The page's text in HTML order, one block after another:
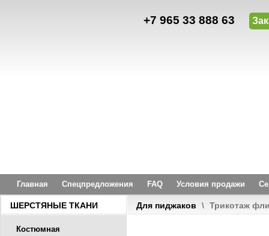
+7 965 33 888 63
Главная Спецпредложения FAQ Условия продажи
Для пиджаков \ Трикотаж
ШЕРСТЯНЫЕ ТКАНИ
Костюмная